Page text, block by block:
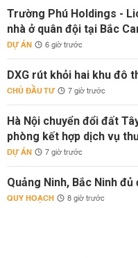
Trường Phú Holdings -
nhà ở quân đội tại Bắc
DỰ ÁN 6 giờ trước
DXG rút khỏi hai khu đô
CHỦ ĐẦU TƯ 7 giờ trước
Hà Nội chuyển đổi đất
phòng kết hợp dịch vụ
DỰ ÁN 7 giờ trước
Quảng Ninh, Bắc Ninh
QUY HOẠCH 8 giờ trước